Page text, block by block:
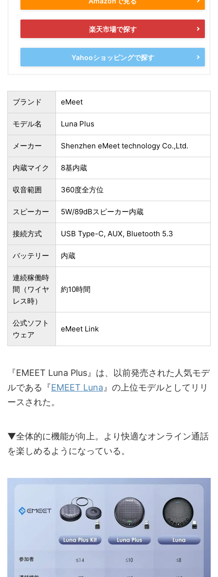
楽天市場で探す
Yahooショッピングで探す
ブランド eMeet
モデル名 Luna Plus
メーカー ‎‎Shenzhen eMeet technology Co.,Ltd.
内蔵マイク 8基内蔵
収音範囲 360度全方位
スピーカー 5W/89dBスピーカー内蔵
接続方式 USB Type-C, AUX, Bluetooth 5.3
バッテリー 内蔵
連続稼働時
間（ワイヤ
レス時）
約10時間
公式ソフト
ウェア
eMeet Link
『EMEET Luna Plus』は、以前発売された人気モデ
ルである『EMEET Luna』の上位モデルとしてリリ
ースされた。
▼全体的に機能が向上。より快適なオンライン通話
を楽しめるようになっている。